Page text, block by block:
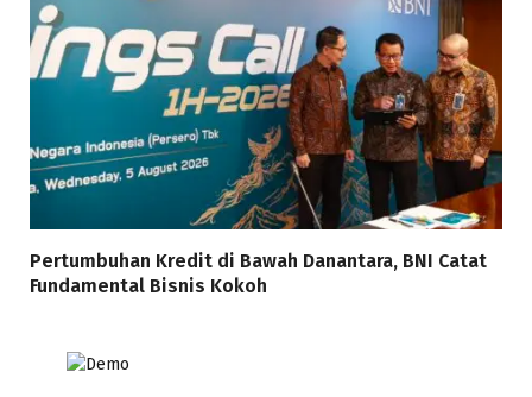
Pertumbuhan Kredit di Bawah Danantara, BNI Catat
Fundamental Bisnis Kokoh